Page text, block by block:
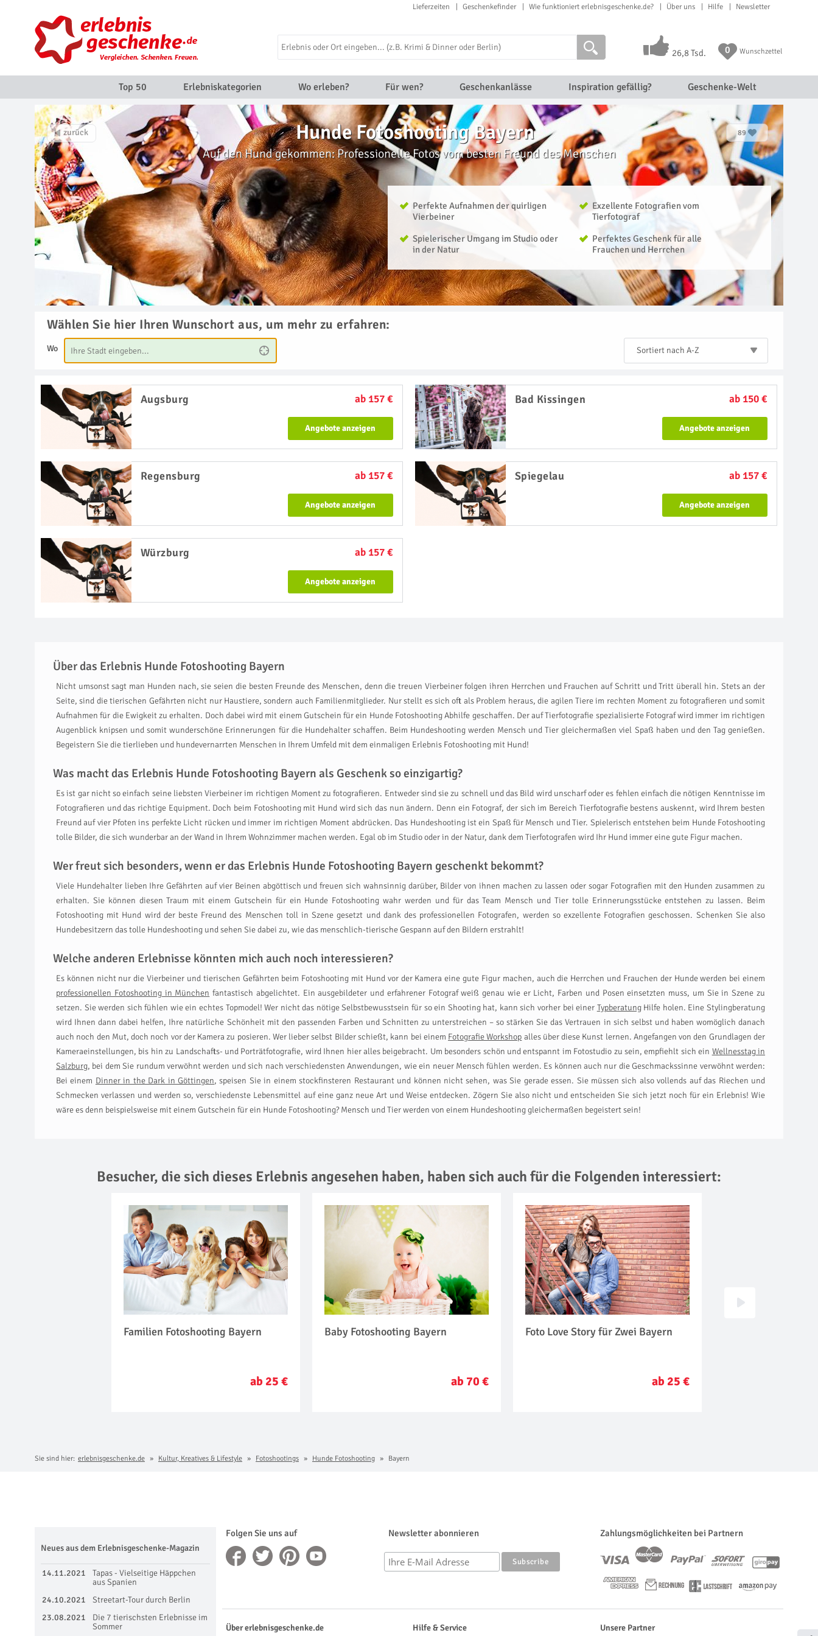
Lieferzeiten Geschenkefinder Wie funktioniert erlebnisgeschenke.de? Über uns Hilfe Newsletter
26,8 Tsd. 0 Wunschzettel
Top 50 Erlebniskategorien Wo erleben? Für wen? Geschenkanlässe Inspiration gefällig? Geschenke-Welt
Hunde Fotoshooting Bayern 89
Auf den Hund gekommen: Professionelle Fotos vom besten Freund des Menschen
Perfekte Aufnahmen der quirligen
Vierbeiner
Exzellente Fotografien vom
Tierfotograf
Spielerischer Umgang im Studio oder
in der Natur
Perfektes Geschenk für alle
Frauchen und Herrchen
Wählen Sie hier Ihren Wunschort aus, um mehr zu erfahren:
Wo Sortiert nach A-Z
Augsburg ab 157 €
Angebote anzeigen
Bad Kissingen ab 150 €
Angebote anzeigen
Regensburg ab 157 €
Angebote anzeigen
Spiegelau ab 157 €
Angebote anzeigen
Würzburg ab 157 €
Angebote anzeigen
Über das Erlebnis Hunde Fotoshooting Bayern
Nicht umsonst sagt man Hunden nach, sie seien die besten Freunde des Menschen, denn die treuen Vierbeiner folgen ihren Herrchen und Frauchen auf Schritt und Tritt überall hin. Stets an der
Seite, sind die tierischen Gefährten nicht nur Haustiere, sondern auch Familienmitglieder. Nur stellt es sich oft als Problem heraus, die agilen Tiere im rechten Moment zu fotografieren und somit
Aufnahmen für die Ewigkeit zu erhalten. Doch dabei wird mit einem Gutschein für ein Hunde Fotoshooting Abhilfe geschaffen. Der auf Tierfotografie spezialisierte Fotograf wird immer im richtigen
Augenblick knipsen und somit wunderschöne Erinnerungen für die Hundehalter schaffen. Beim Hundeshooting werden Mensch und Tier gleichermaßen viel Spaß haben und den Tag genießen.
Begeistern Sie die tierlieben und hundevernarrten Menschen in Ihrem Umfeld mit dem einmaligen Erlebnis Fotoshooting mit Hund!
Was macht das Erlebnis Hunde Fotoshooting Bayern als Geschenk so einzigartig?
Es ist gar nicht so einfach seine liebsten Vierbeiner im richtigen Moment zu fotografieren. Entweder sind sie zu schnell und das Bild wird unscharf oder es fehlen einfach die nötigen Kenntnisse im
Fotografieren und das richtige Equipment. Doch beim Fotoshooting mit Hund wird sich das nun ändern. Denn ein Fotograf, der sich im Bereich Tierfotografie bestens auskennt, wird Ihrem besten
Freund auf vier Pfoten ins perfekte Licht rücken und immer im richtigen Moment abdrücken. Das Hundeshooting ist ein Spaß für Mensch und Tier. Spielerisch entstehen beim Hunde Fotoshooting
tolle Bilder, die sich wunderbar an der Wand in Ihrem Wohnzimmer machen werden. Egal ob im Studio oder in der Natur, dank dem Tierfotografen wird Ihr Hund immer eine gute Figur machen.
Wer freut sich besonders, wenn er das Erlebnis Hunde Fotoshooting Bayern geschenkt bekommt?
Viele Hundehalter lieben Ihre Gefährten auf vier Beinen abgöttisch und freuen sich wahnsinnig darüber, Bilder von ihnen machen zu lassen oder sogar Fotografien mit den Hunden zusammen zu
erhalten. Sie können diesen Traum mit einem Gutschein für ein Hunde Fotoshooting wahr werden und für das Team Mensch und Tier tolle Erinnerungsstücke entstehen zu lassen. Beim
Fotoshooting mit Hund wird der beste Freund des Menschen toll in Szene gesetzt und dank des professionellen Fotografen, werden so exzellente Fotografien geschossen. Schenken Sie also
Hundebesitzern das tolle Hundeshooting und sehen Sie dabei zu, wie das menschlich-tierische Gespann auf den Bildern erstrahlt!
Welche anderen Erlebnisse könnten mich auch noch interessieren?
Es können nicht nur die Vierbeiner und tierischen Gefährten beim Fotoshooting mit Hund vor der Kamera eine gute Figur machen, auch die Herrchen und Frauchen der Hunde werden bei einem
professionellen Fotoshooting in München fantastisch abgelichtet. Ein ausgebildeter und erfahrener Fotograf weiß genau wie er Licht, Farben und Posen einsetzten muss, um Sie in Szene zu
setzen. Sie werden sich fühlen wie ein echtes Topmodel! Wer nicht das nötige Selbstbewusstsein für so ein Shooting hat, kann sich vorher bei einer TypberatungHilfe holen. Eine Stylingberatung
wird Ihnen dann dabei helfen, Ihre natürliche Schönheit mit den passenden Farben und Schnitten zu unterstreichen – so stärken Sie das Vertrauen in sich selbst und haben womöglich danach
auch noch den Mut, doch noch vor der Kamera zu posieren. Wer lieber selbst Bilder schießt, kann bei einem Fotografie Workshop alles über diese Kunst lernen. Angefangen von den Grundlagen der
Kameraeinstellungen, bis hin zu Landschafts- und Porträtfotografie, wird Ihnen hier alles beigebracht. Um besonders schön und entspannt im Fotostudio zu sein, empfiehlt sich ein Wellnesstag in
Salzburg, bei dem Sie rundum verwöhnt werden und sich nach verschiedensten Anwendungen, wie ein neuer Mensch fühlen werden. Es können auch nur die Geschmackssinne verwöhnt werden:
Bei einem Dinner in the Dark in Göttingen, speisen Sie in einem stockfinsteren Restaurant und können nicht sehen, was Sie gerade essen. Sie müssen sich also vollends auf das Riechen und
Schmecken verlassen und werden so, verschiedenste Lebensmittel auf eine ganz neue Art und Weise entdecken. Zögern Sie also nicht und entscheiden Sie sich jetzt noch für ein Erlebnis! Wie
wäre es denn beispielsweise mit einem Gutschein für ein Hunde Fotoshooting? Mensch und Tier werden von einem Hundeshooting gleichermaßen begeistert sein!
Besucher, die sich dieses Erlebnis angesehen haben, haben sich auch für die Folgenden interessiert:
Familien Fotoshooting Bayern
ab 25 €
Baby Fotoshooting Bayern
ab 70 €
Foto Love Story für Zwei Bayern
ab 25 €
Sie sind hier: erlebnisgeschenke.de Kultur, Kreatives & Lifestyle Fotoshootings Hunde Fotoshooting Bayern
Folgen Sie uns auf Newsletter abonnieren Zahlungsmöglichkeiten bei Partnern
Neues aus dem Erlebnisgeschenke-Magazin
14.11.2021
Tapas - Vielseitige Häppchen
aus Spanien
24.10.2021
Streetart-Tour durch Berlin
23.08.2021
Die 7 tierischsten Erlebnisse im
Sommer
Über erlebnisgeschenke.de Hilfe & Service Unsere Partner